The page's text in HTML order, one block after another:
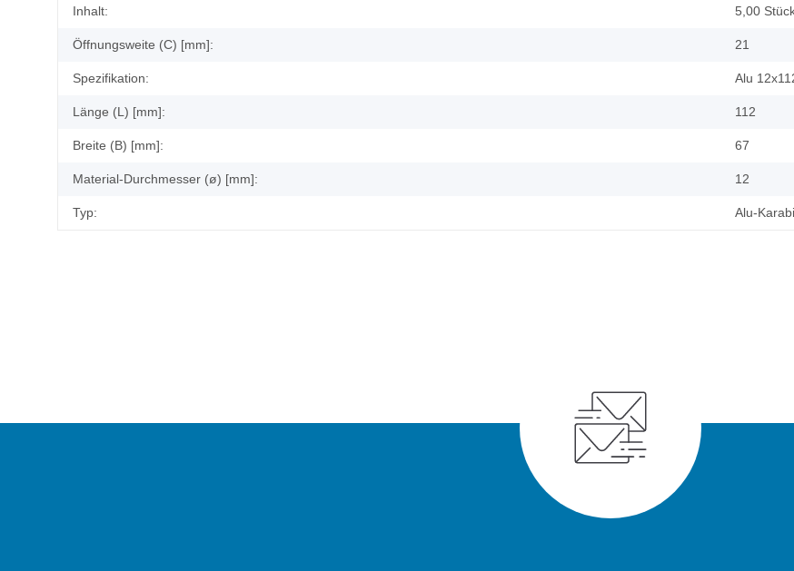
Produkteigenschaft
Wert
Inhalt: 5,00
Öffnungsweite (C) [mm]: 21
Spezifikation: Alu
Länge (L) [mm]: 112
Breite (B) [mm]: 67
Material-Durchmesser (ø) [mm]: 12
Typ: Alu-